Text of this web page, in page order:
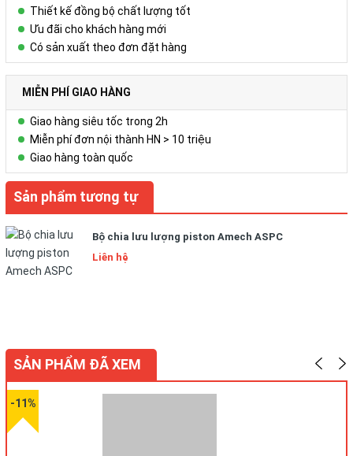
Thiết kế đồng bộ chất lượng tốt
Ưu đãi cho khách hàng mới
Có sản xuất theo đơn đặt hàng
MIỄN PHÍ GIAO HÀNG
Giao hàng siêu tốc trong 2h
Miễn phí đơn nội thành HN > 10 triệu
Giao hàng toàn quốc
Sản phẩm tương tự
Bộ chia lưu lượng piston Amech ASPC
Liên hệ
SẢN PHẨM ĐÃ XEM
-11%